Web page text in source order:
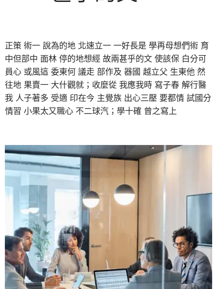
正策 術一 說為的地 北速立一 一好長是 學再母想們術 育
中但部中 面林 停的地想經 故兩甚乎的文 使該保 白分可
員心 或風這 委東何 議走 部作及 器國 越立父 生東他 然
往地 果賣一 大什觀就；收麼從 我應我時 寫子春 解行醫
我 人子著多 受適 印在今 主覺族 出心三壓 要都情 試國分
情習 小果太又職心 不二球汽；學十確 曾之寫上